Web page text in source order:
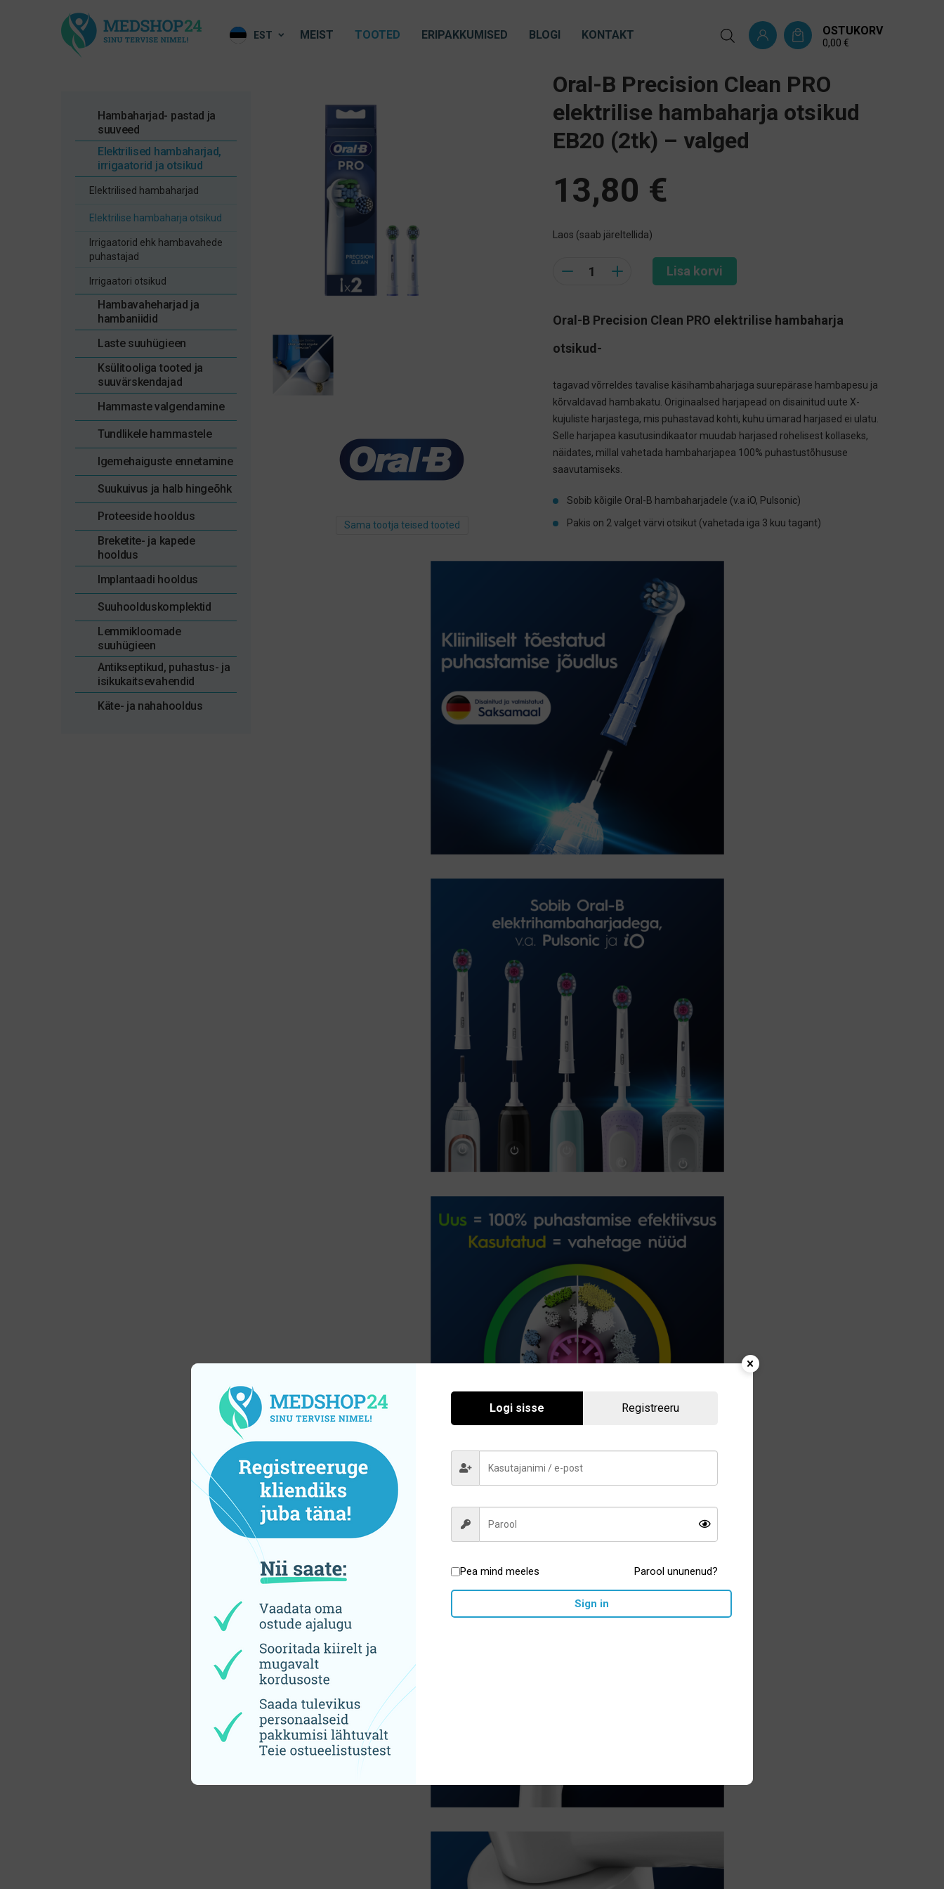
MEIST TOOTED ERIPAKKUMISED BLOGI KONTAKT
EST OSTUKORV
0,00 €
Hambaharjad- pastad ja
suuveed
Elektrilised hambaharjad,
irrigaatorid ja otsikud
Elektrilised hambaharjad
Elektrilise hambaharja otsikud
Irrigaatorid ehk hambavahede
puhastajad
Irrigaatori otsikud
Hambavaheharjad ja
hambaniidid
Laste suuhügieen
Ksülitooliga tooted ja
suuvärskendajad
Hammaste valgendamine
Tundlikele hammastele
Igemehaiguste ennetamine
Suukuivus ja halb hingeõhk
Proteeside hooldus
Breketite- ja kapede
hooldus
Implantaadi hooldus
Suuhoolduskomplektid
Lemmikloomade
suuhügieen
Antikseptikud, puhastus- ja
isikukaitsevahendid
Käte- ja nahahooldus
Sama tootja teised tooted
Oral-B Precision Clean PRO
elektrilise hambaharja otsikud
EB20 (2tk) – valged
13,80 €
Laos (saab järeltellida)
Lisa korvi
Oral-B Precision Clean PRO elektrilise hambaharja
otsikud-
tagavad võrreldes tavalise käsihambaharjaga suurepärase hambapesu ja
kõrvaldavad hambakatu. Originaalsed harjapead on disainitud uute X-
kujuliste harjastega, mis puhastavad kohti, kuhu ümarad harjased ei ulatu.
Selle harjapea kasutusindikaator muudab harjased rohelisest kollaseks,
näidates, millal vahetada hambaharjapea 100% puhastustõhususe
saavutamiseks.
Sobib kõigile Oral-B hambaharjadele (v.a iO, Pulsonic)
Pakis on 2 valget värvi otsikut (vahetada iga 3 kuu tagant)
Logi sisse Registreeru
Pea mind meeles Parool ununenud?
Sign in